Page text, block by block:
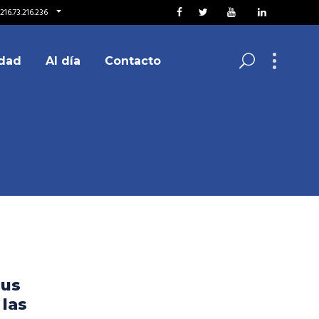
Al día Contacto